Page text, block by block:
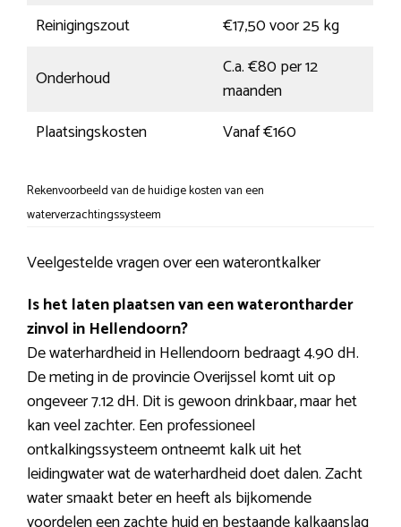
Reinigingszout
€17,50 voor 25 kg
Onderhoud
C.a. €80 per 12
maanden
Plaatsingskosten
Vanaf €160
Rekenvoorbeeld van de huidige kosten van een
waterverzachtingssysteem
Veelgestelde vragen over een waterontkalker
Is het laten plaatsen van een waterontharder
zinvol in Hellendoorn?
De waterhardheid in Hellendoorn bedraagt 4.90 dH.
De meting in de provincie Overijssel komt uit op
ongeveer 7.12 dH. Dit is gewoon drinkbaar, maar het
kan veel zachter. Een professioneel
ontkalkingssysteem ontneemt kalk uit het
leidingwater wat de waterhardheid doet dalen. Zacht
water smaakt beter en heeft als bijkomende